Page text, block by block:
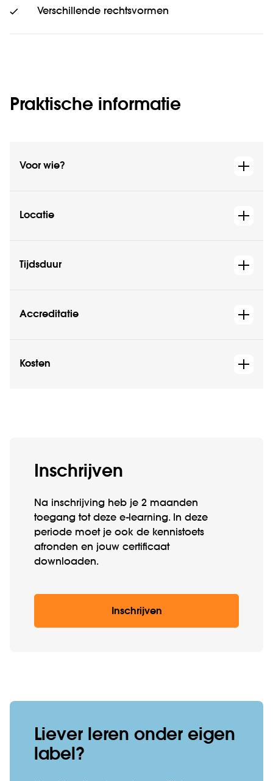
Verschillende rechtsvormen
Praktische informatie
Voor wie?
Locatie
Tijdsduur
Accreditatie
Kosten
Inschrijven
Na inschrijving heb je 2 maanden
toegang tot deze e-learning. In deze
periode moet je ook de kennistoets
afronden en jouw certificaat
downloaden.
Inschrijven
Liever leren onder eigen
label?